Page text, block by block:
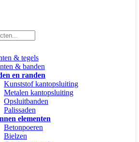
& tegels
& banden
en randen
Kunststof kantopsluiting
Metalen kantopsluiting
Opsluitbanden
Palissaden
elementen
Betonpoeren
Bielzen